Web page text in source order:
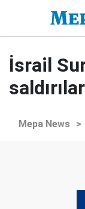
İsrail
Mepa News >